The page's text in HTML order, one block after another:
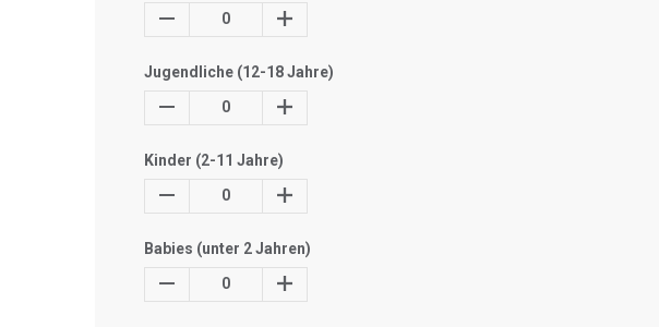
0
Jugendliche (12-18 Jahre)
0
Kinder (2-11 Jahre)
0
Babies (unter 2 Jahren)
0